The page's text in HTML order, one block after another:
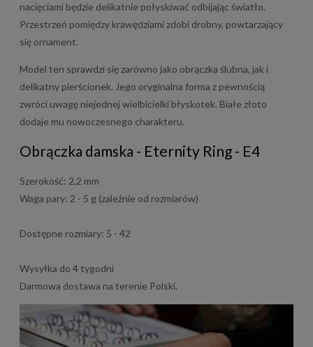
nacięciami będzie delikatnie połyskiwać odbijając światło.
Przestrzeń pomiędzy krawędziami zdobi drobny, powtarzający
się ornament.
Model ten sprawdzi się zarówno jako obrączka ślubna, jak i
delikatny pierścionek. Jego oryginalna forma z pewnością
zwróci uwagę niejednej wielbicielki błyskotek. Białe złoto
dodaje mu nowoczesnego charakteru.
Obrączka damska - Eternity Ring - E4
Szerokość: 2,2 mm
Waga pary: 2 - 5 g (zależnie od rozmiarów)
Dostępne rozmiary: 5 - 42
Wysyłka do 4 tygodni
Darmowa dostawa na terenie Polski.